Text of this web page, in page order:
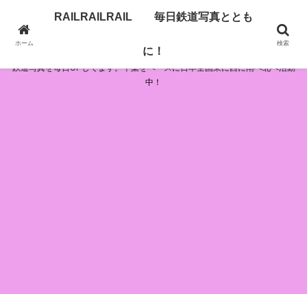
RAILRAILRAIL 毎日鉄道写真とともに！
鉄道写真を毎日UPしてます。千葉をベースに日本全国東に西に南へ北へ活動
中！
ホーム
RAILRAILRAIL 毎日鉄道写真ととも
に！
検索